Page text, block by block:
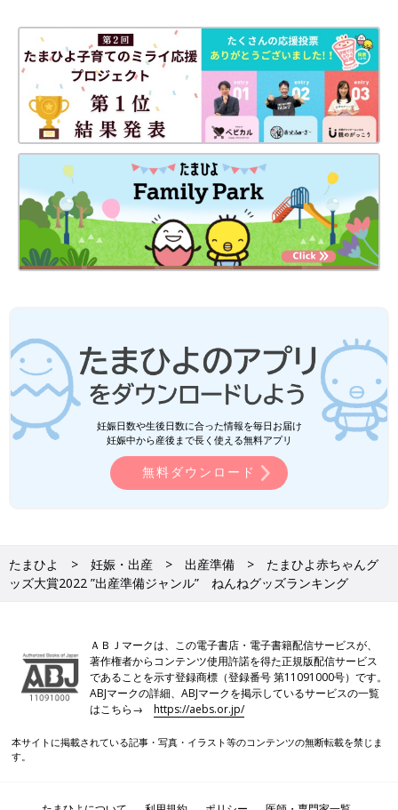
妊娠日数や生後日数に合った情報を毎日お届け
妊娠中から産後まで長く使える無料アプリ
無料ダウンロード
たまひよ 妊娠・出産 出産準備
たまひよ赤ちゃんグ
ッズ大賞2022 ”出産準備ジャンル” ねんねグッズランキング
ＡＢＪマークは、この電子書店・電子書籍配信サービスが、
著作権者からコンテンツ使用許諾を得た正規版配信サービス
であることを示す登録商標（登録番号 第11091000号）です。
ABJマークの詳細、ABJマークを掲示しているサービスの一覧
はこちら→https://aebs.or.jp/
本サイトに掲載されている記事・写真・イラスト等のコンテンツの無断転載を禁じま
す。